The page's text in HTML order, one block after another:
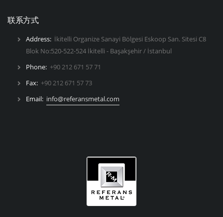
联系方式
Address: İkitelli Organize Sanayi Bölgesi Eskoop San. Sitesi C8
Blok No:520-522-524 İkitelli - Başakşehir / İstanbul
Phone: +90 212 671 57 71
Fax: +90 212 671 57 73
Email: info@referansmetal.com